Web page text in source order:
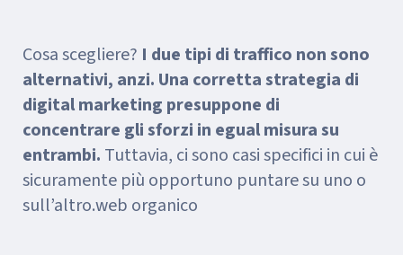
Cosa scegliere? I due tipi di traffico non sono
alternativi, anzi. Una corretta strategia di
digital marketing presuppone di
concentrare gli sforzi in egual misura su
entrambi. Tuttavia, ci sono casi specifici in cui è
sicuramente più opportuno puntare su uno o
sull’altro.web organico